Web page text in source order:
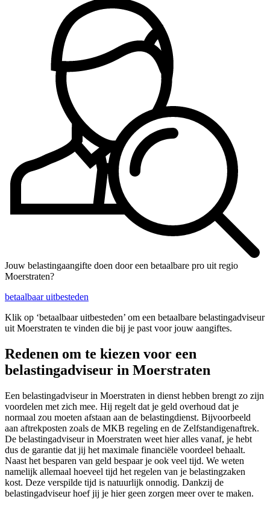
Jouw belastingaangifte doen door een betaalbare pro uit regio
Moerstraten?
betaalbaar uitbesteden
Klik op ‘betaalbaar uitbesteden’ om een betaalbare belastingadviseur
uit Moerstraten te vinden die bij je past voor jouw aangiftes.
Redenen om te kiezen voor een
belastingadviseur in Moerstraten
Een belastingadviseur in Moerstraten in dienst hebben brengt zo zijn
voordelen met zich mee. Hij regelt dat je geld overhoud dat je
normaal zou moeten afstaan aan de belastingdienst. Bijvoorbeeld
aan aftrekposten zoals de MKB regeling en de Zelfstandigenaftrek.
De belastingadviseur in Moerstraten weet hier alles vanaf, je hebt
dus de garantie dat jij het maximale financiële voordeel behaalt.
Naast het besparen van geld bespaar je ook veel tijd. We weten
namelijk allemaal hoeveel tijd het regelen van je belastingzaken
kost. Deze verspilde tijd is natuurlijk onnodig. Dankzij de
belastingadviseur hoef jij je hier geen zorgen meer over te maken.